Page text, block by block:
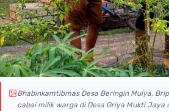
Bhabinkamtibmas Desa Beringin Mulya,
cabai milik warga di Desa Griya Mukti Jaya